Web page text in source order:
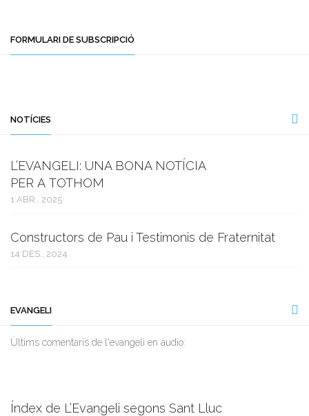
FORMULARI DE SUBSCRIPCIÓ
NOTÍCIES
L’EVANGELI: UNA BONA NOTÍCIA
PER A TOTHOM
1 ABR., 2025
Constructors de Pau i Testimonis de Fraternitat
14 DES., 2024
EVANGELI
Ùltims comentaris de l'evangeli en àudio:
Índex de L’Evangeli segons Sant Lluc